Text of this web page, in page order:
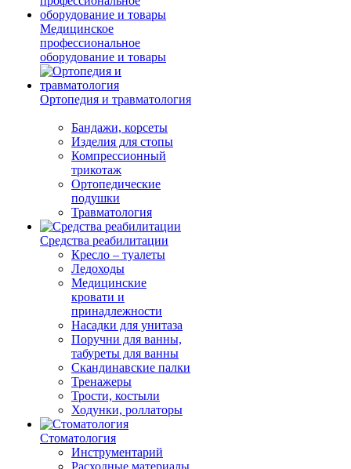
Медицинское
профессиональное
оборудование и товары
Ортопедия и травматология
Бандажи, корсеты
Изделия для стопы
Компрессионный
трикотаж
Ортопедические
подушки
Травматология
Средства реабилитации
Кресло – туалеты
Ледоходы
Медицинские
кровати и
принадлежности
Насадки для унитаза
Поручни для ванны,
табуреты для ванны
Скандинавские палки
Тренажеры
Трости, костыли
Ходунки, роллаторы
Стоматология
Инструментарий
Расходные материалы